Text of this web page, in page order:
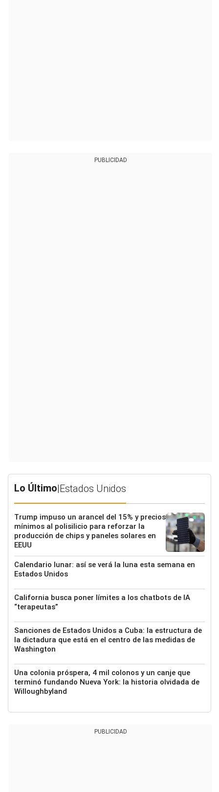
PUBLICIDAD
Lo Último Estados Unidos
Trump impuso un arancel del 15% y precios
mínimos al polisilicio para reforzar la
producción de chips y paneles solares en
EEUU
Calendario lunar: así se verá la luna esta semana en
Estados Unidos
California busca poner límites a los chatbots de IA
“terapeutas”
Sanciones de Estados Unidos a Cuba: la estructura de
la dictadura que está en el centro de las medidas de
Washington
Una colonia próspera, 4 mil colonos y un canje que
terminó fundando Nueva York: la historia olvidada de
Willoughbyland
PUBLICIDAD